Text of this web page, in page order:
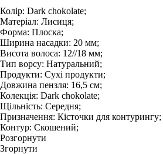
Колір: Dark chokolate;
Матеріал: Лисиця;
Форма: Плоска;
Ширина насадки: 20 мм;
Висота волоса: 12//18 мм;
Тип ворсу: Натуральний;
Продукти: Сухі продукти;
Довжина пензля: 16,5 см;
Колекція: Dark chokolate;
Щільність: Середня;
Призначення: Кісточки для контурингу;
Контур: Скошений;
Розгорнути
Згорнути